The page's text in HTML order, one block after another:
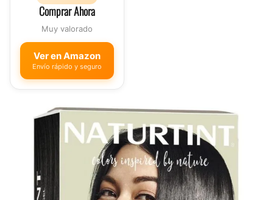
Comprar Ahora
Muy valorado
Ver en Amazon
Envío rápido y seguro